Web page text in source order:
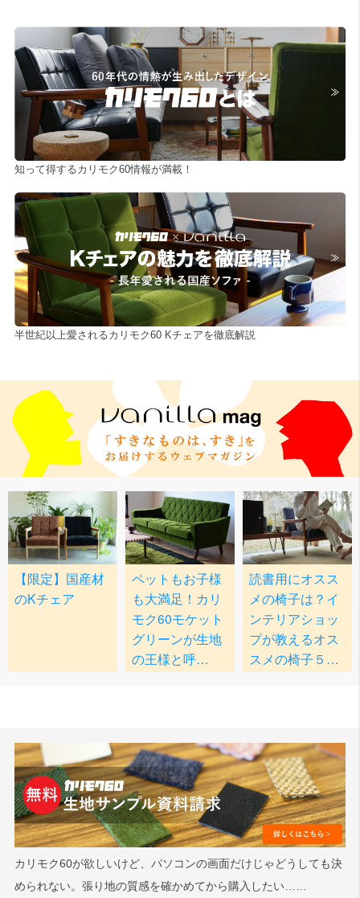
知って得するカリモク60情報が満載！
半世紀以上愛されるカリモク60 Kチェアを徹底解説
カリモク60が欲しいけど、パソコンの画面だけじゃどうしても決
められない。張り地の質感を確かめてから購入したい……